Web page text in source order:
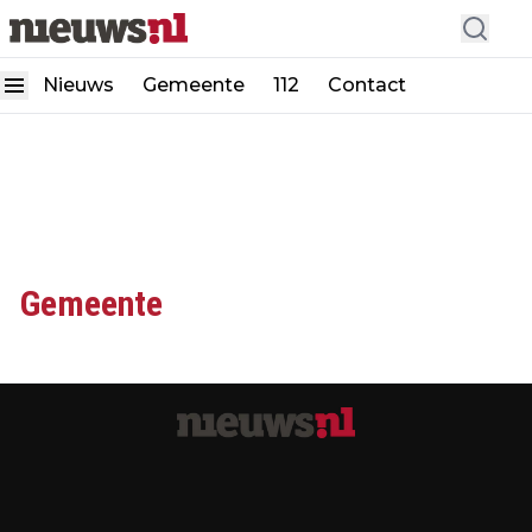
Nieuws Gemeente 112 Contact
Gemeente